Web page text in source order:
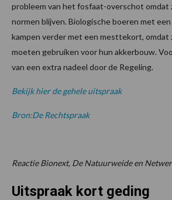
probleem van het fosfaat-overschot omdat
normen blijven. Biologische boeren met
kampen verder met een mesttekort, omdat
moeten gebruiken voor hun akkerbouw.
van een extra nadeel door de Regeling.
Bekijk hier de gehele uitspraak
Bron:De Rechtspraak
Reactie Bionext, De Natuurweide en
Uitspraak kort geding